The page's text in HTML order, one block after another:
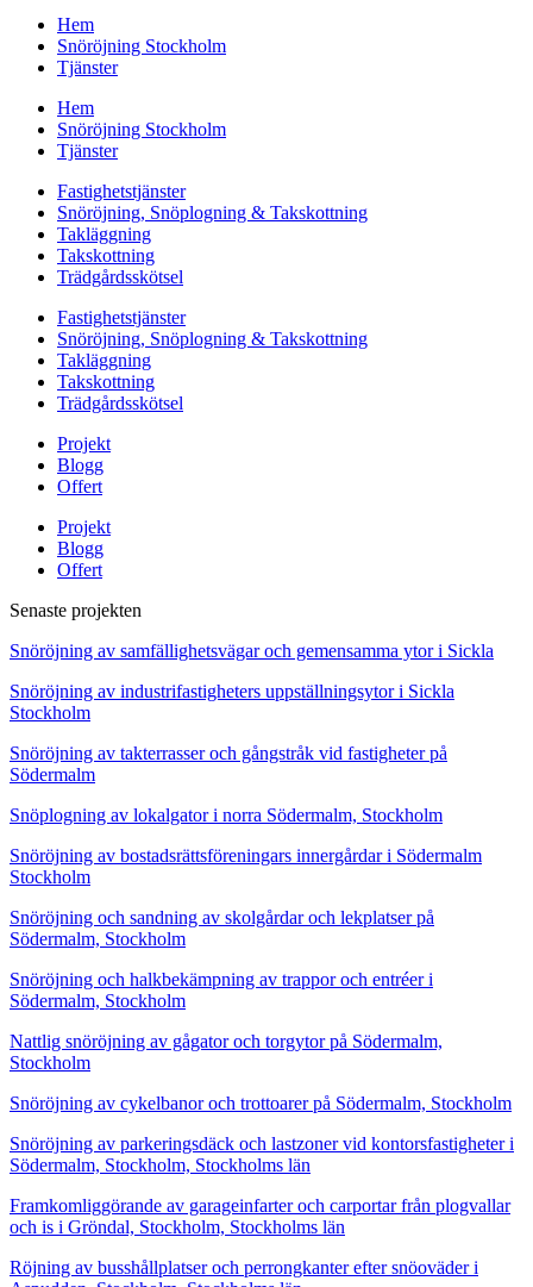
Hem
Snöröjning Stockholm
Tjänster
Hem
Snöröjning Stockholm
Tjänster
Fastighetstjänster
Snöröjning, Snöplogning & Takskottning
Takläggning
Takskottning
Trädgårdsskötsel
Fastighetstjänster
Snöröjning, Snöplogning & Takskottning
Takläggning
Takskottning
Trädgårdsskötsel
Projekt
Blogg
Offert
Projekt
Blogg
Offert
Senaste projekten
Snöröjning av samfällighetsvägar och gemensamma ytor i Sickla
Snöröjning av industrifastigheters uppställningsytor i Sickla
Stockholm
Snöröjning av takterrasser och gångstråk vid fastigheter på
Södermalm
Snöplogning av lokalgator i norra Södermalm, Stockholm
Snöröjning av bostadsrättsföreningars innergårdar i Södermalm
Stockholm
Snöröjning och sandning av skolgårdar och lekplatser på
Södermalm, Stockholm
Snöröjning och halkbekämpning av trappor och entréer i
Södermalm, Stockholm
Nattlig snöröjning av gågator och torgytor på Södermalm,
Stockholm
Snöröjning av cykelbanor och trottoarer på Södermalm, Stockholm
Snöröjning av parkeringsdäck och lastzoner vid kontorsfastigheter i
Södermalm, Stockholm, Stockholms län
Framkomliggörande av garageinfarter och carportar från plogvallar
och is i Gröndal, Stockholm, Stockholms län
Röjning av busshållplatser och perrongkanter efter snöoväder i